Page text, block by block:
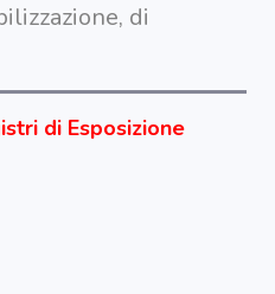
di
di Esposizione